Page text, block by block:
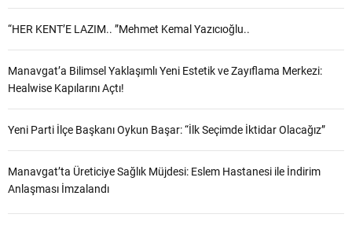
“HER KENT’E LAZIM.. ”Mehmet Kemal Yazıcıoğlu..
Manavgat’a Bilimsel Yaklaşımlı Yeni Estetik ve Zayıflama Merkezi:
Healwise Kapılarını Açtı!
Yeni Parti İlçe Başkanı Oykun Başar: “İlk Seçimde İktidar Olacağız”
Manavgat’ta Üreticiye Sağlık Müjdesi: Eslem Hastanesi ile İndirim
Anlaşması İmzalandı